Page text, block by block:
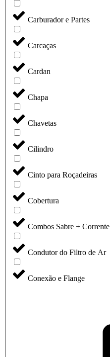
Carburador e Partes
Carcaças
Cardan
Chapa
Chavetas
Cilindro
Cinto para Roçadeiras
Cobertura
Combos Sabre + Corrente
Condutor do Filtro de Ar
Conexão e Flange